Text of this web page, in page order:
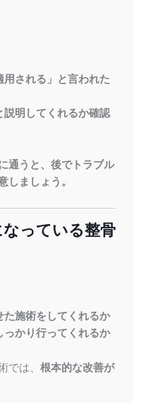
用される」と言われた
明してくれるか確認
通うと、後でトラブル
しましょう。
っている整骨
施術をしてくれるか
っかり行ってくれるか
では、 根本的な改善が